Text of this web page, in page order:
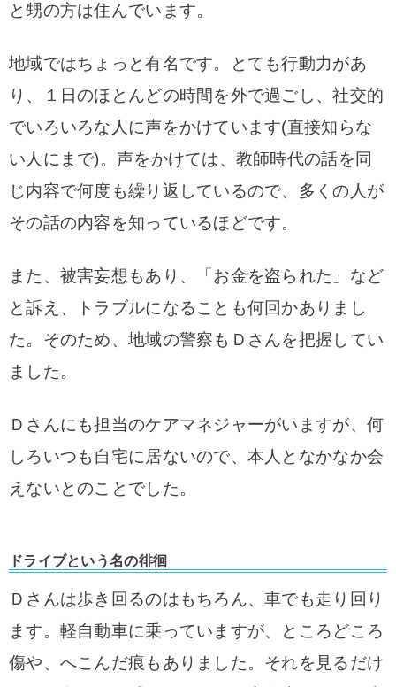
と甥の方は住んでいます。
地域ではちょっと有名です。とても行動力があ
り、１日のほとんどの時間を外で過ごし、社交的
でいろいろな人に声をかけています(直接知らな
い人にまで)。声をかけては、教師時代の話を同
じ内容で何度も繰り返しているので、多くの人が
その話の内容を知っているほどです。
また、被害妄想もあり、「お金を盗られた」など
と訴え、トラブルになることも何回かありまし
た。そのため、地域の警察もＤさんを把握してい
ました。
Ｄさんにも担当のケアマネジャーがいますが、何
しろいつも自宅に居ないので、本人となかなか会
えないとのことでした。
ドライブという名の徘徊
Ｄさんは歩き回るのはもちろん、車でも走り回り
ます。軽自動車に乗っていますが、ところどころ
傷や、へこんだ痕もありました。それを見るだけ